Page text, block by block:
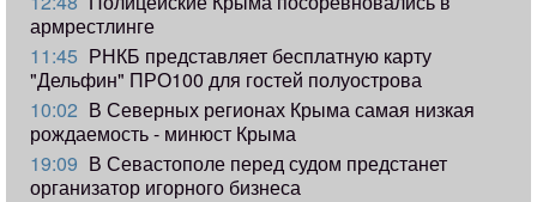
армрестлинге
11:45 РНКБ представляет бесплатную карту
"Дельфин" ПРО100 для гостей полуострова
10:02 В Северных регионах Крыма самая низкая
рождаемость - минюст Крыма
19:09 В Севастополе перед судом предстанет
организатор игорного бизнеса